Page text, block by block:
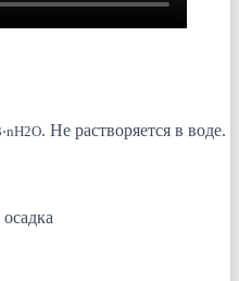
. Не растворяется в воде.